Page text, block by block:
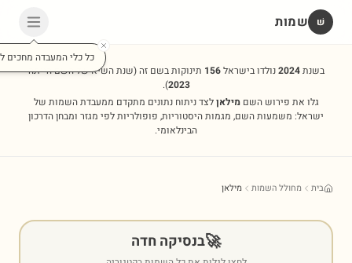
שׁ שמות
כל כלי המעבדה מחכים
בשנת2024נולדו בישראל156 תינוקות בשם זה(שנת השיא של השם הייתה
2023
).
גלו את פירוש השםמילאןלצד ניתוח נתונים מתקדם ממעבדת השמות של
ישראל: משמעות השם, מגמות היסטוריות, פופולריות לפי מגזר ומבחן הדרכון
הבינלאומי.
בית מחולל השמות מילאן
🚀בנסיקה חדה